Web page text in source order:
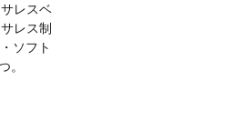
レスベ
レス制
ソフト
。